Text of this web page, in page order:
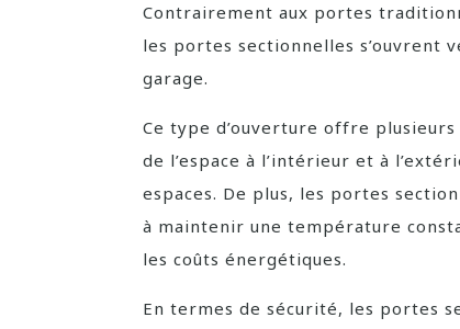
Contrairement aux portes
les portes sectionnelles s’ouvrent
garage.
Ce type d’ouverture offre
de l’espace à l’intérieur et à
espaces. De plus, les portes
à maintenir une température
les coûts énergétiques.
En termes de sécurité, les portes